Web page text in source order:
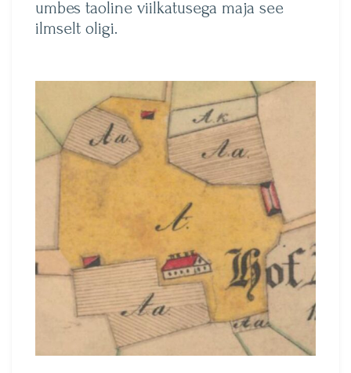
umbes taoline viilkatusega maja see
ilmselt oligi.